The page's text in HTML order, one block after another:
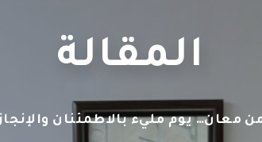
المقالة
معان… يوم مليء بالاطمئنان